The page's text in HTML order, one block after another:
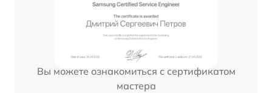
Вы можете ознакомиться с сертификатом
мастера